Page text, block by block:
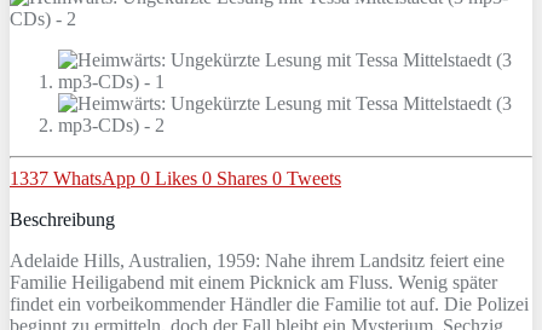
1337 WhatsApp 0 Likes 0 Shares 0 Tweets
Beschreibung
Adelaide Hills, Australien, 1959: Nahe ihrem Landsitz feiert eine
Familie Heiligabend mit einem Picknick am Fluss. Wenig später
findet ein vorbeikommender Händler die Familie tot auf. Die Polizei
beginnt zu ermitteln, doch der Fall bleibt ein Mysterium. Sechzig